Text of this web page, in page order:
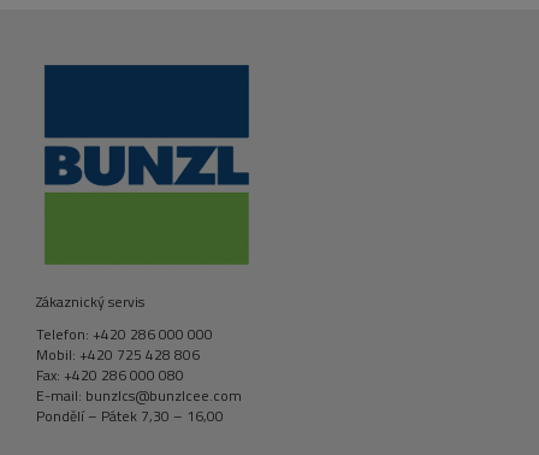
Zákaznický servis
Telefon: +420 286 000 000
Mobil: +420 725 428 806
Fax: +420 286 000 080
E-mail: bunzlcs@bunzlcee.com
Pondělí – Pátek 7,30 – 16,00